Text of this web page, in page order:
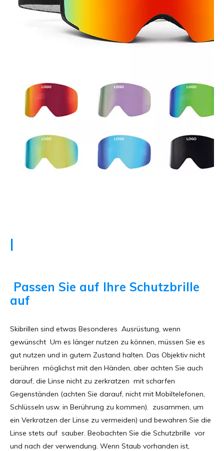
|
Passen Sie auf Ihre Schutzbrille
auf
Skibrillen sind etwas Besonderes Ausrüstung, wenn
gewünscht Um es länger nutzen zu können, müssen Sie es
gut nutzen und in gutem Zustand halten. Das Objektiv nicht
berühren möglichst mit den Händen, aber achten Sie auch
darauf, die Linse nicht zu zerkratzen mit scharfen
Gegenständen (achten Sie darauf, nicht mit Mobiltelefonen,
Schlüsseln usw. in Berührung zu kommen). zusammen, um
ein Verkratzen der Linse zu vermeiden) und bewahren Sie die
Linse stets auf sauber. Beobachten Sie die Schutzbrille vor
und nach der verwendung. Wenn Staub vorhanden ist,